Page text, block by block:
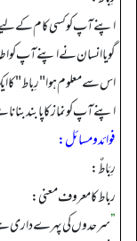
اپنے آپ کو کسی کام کے
گویا انسان نے اپنے آپ
اس سے معلوم ہوا "رِباط"
اپنے آپ کو نماز کا پابند
فوائد ومسائل:
رِبَاطٌ:
رباط کا معروف معنی:
”سرحدوں کی پہرے داری